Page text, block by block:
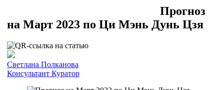
Прогноз
на Март 2023 по Ци Мэнь Дунь Цзя
Cветлана Полканова
Консультант Куратор